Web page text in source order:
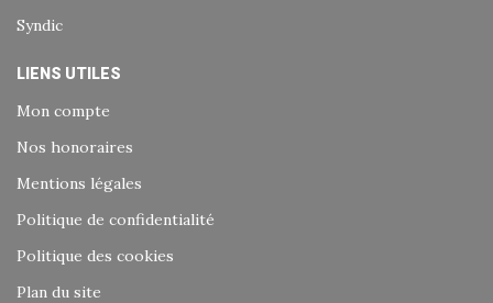
Syndic
LIENS UTILES
Mon compte
Nos honoraires
Mentions légales
Politique de confidentialité
Politique des cookies
Plan du site